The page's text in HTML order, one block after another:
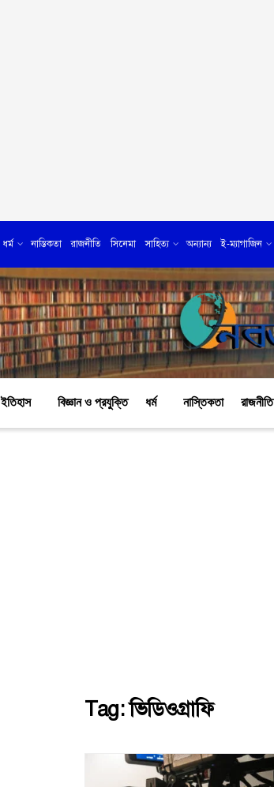
ধর্ম নাস্তিকতা রাজনীতি সিনেমা সাহিত্য অন্যান্য ই-ম্যাগাজিন
ইতিহাস বিজ্ঞান ও প্রযুক্তি ধর্ম নাস্তিকতা রাজনীতি
Tag:ভিডিওগ্রাফি